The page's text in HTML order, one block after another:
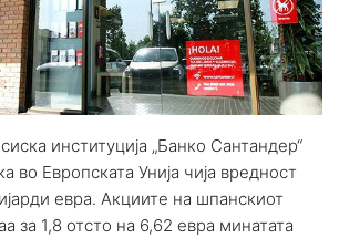
институција „Банко Сантандер“
во Европската Унија чија вредност
евра. Акциите на шпанскиот
за 1,8 отсто на 6,62 евра минатата